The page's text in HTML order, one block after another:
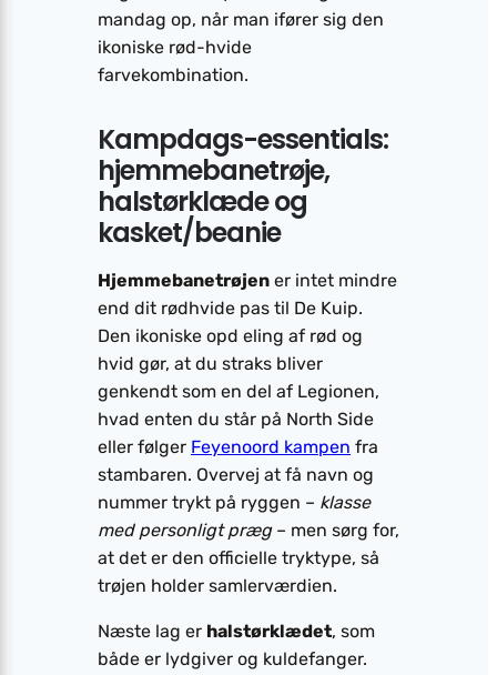
mandag op, når man ifører sig den
ikoniske rød-hvide
farvekombination.
Kampdags-essentials:
hjemmebanetrøje,
halstørklæde og
kasket/beanie
Hjemmebanetrøjen er intet mindre
end dit rødhvide pas til De Kuip.
Den ikoniske opd eling af rød og
hvid gør, at du straks bliver
genkendt som en del af Legionen,
hvad enten du står på North Side
eller følger Feyenoord kampen fra
stambaren. Overvej at få navn og
nummer trykt på ryggen – klasse
med personligt præg– men sørg for,
at det er den officielle tryktype, så
trøjen holder samler­værdien.
Næste lag er halstørklædet, som
både er lydgiver og kuldefanger.